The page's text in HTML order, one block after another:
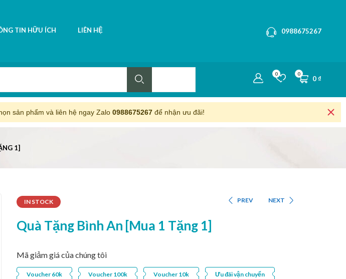
TIN HỮU ÍCH LIÊN HỆ 0988675267
0
0₫
0
sản phẩm và liên hệ ngay Zalo0988675267 để nhận ưu đãi!
1]
IN STOCK PREV NEXT
Quà Tặng Bình An [Mua 1 Tặng 1]
Mã giảm giá của chúng tôi
Voucher 60k Voucher 100k Voucher 10k Ưu đãi vận chuyển